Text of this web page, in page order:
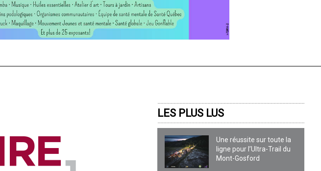
LES PLUS LUS
Une réussite sur toute la
ligne pour l’Ultra-Trail du
Mont-Gosford